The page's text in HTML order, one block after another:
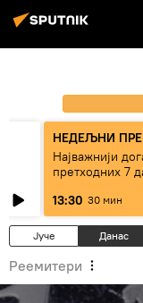
НЕДЕЉНИ
Најважнији
претходних 7
13:30 30 мин
Јуче Данас
Реемитери